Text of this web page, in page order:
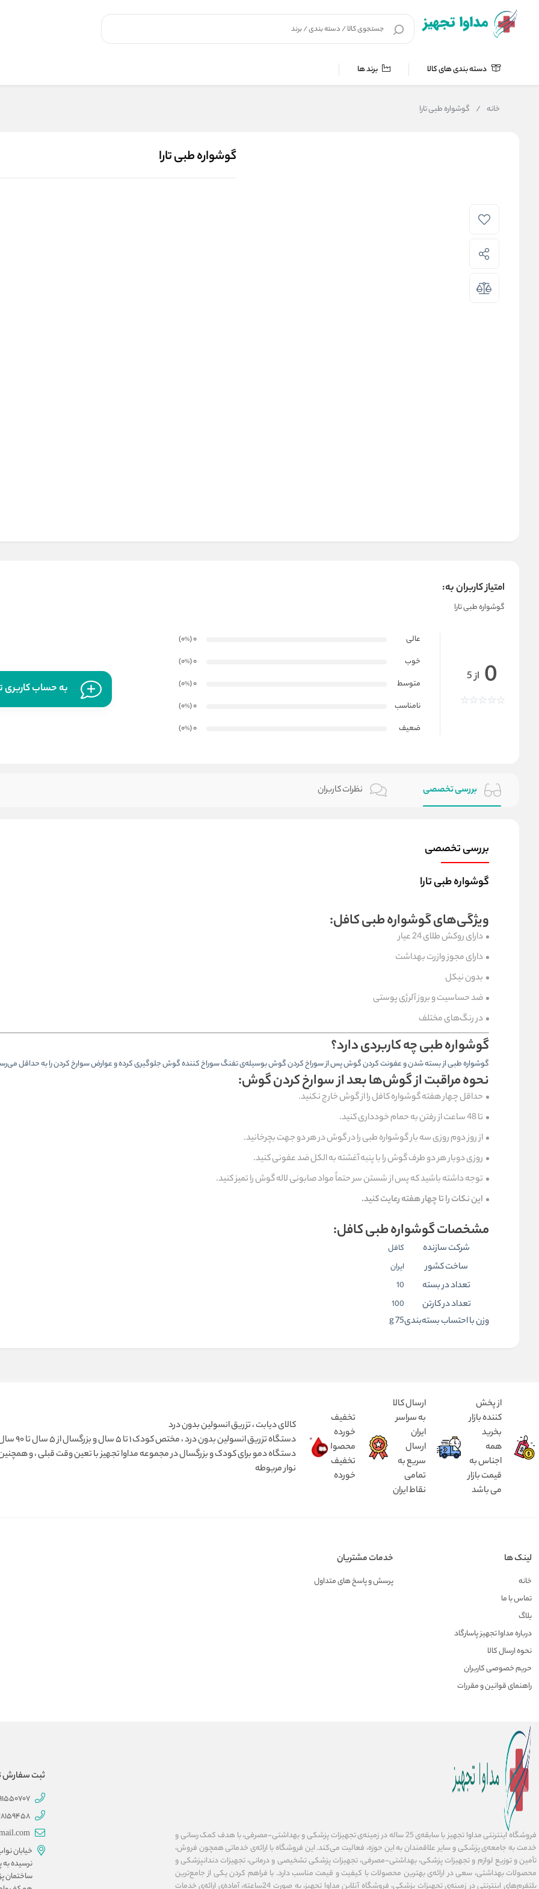
دسته بندی های کالا برند ها
خانه / گوشواره طبی تارا
گوشواره طبی تارا
امتیاز کاربران به:
گوشواره طبی تارا
0 از 5
عالی 0
(0
%
)
خوب
0
(0
%
)
متوسط
0
(0
%
)
نامناسب
0
(0
%
)
ضعیف
0
(0
%
)
به حساب کاربری
بررسی تخصصی نظرات کاربران
بررسی تخصصی
گوشواره طبی تارا
ویژگی‌های گوشواره طبی کافل:
دارای روکش طلای 24 عیار
دارای مجوز وازرت بهداشت
بدون نیکل
ضد حساسیت و بروز آلرژی پوستی
در رنگ‌های مختلف
گوشواره طبی چه کاربردی دارد؟
گوشواره طبی از بسته شدن و عفونت کردن گوش پس از سوراخ کردن گوش بوسیله‌ی تفنگ سوراخ کننده گوش جلوگیری کرده و عوارض سوارخ کردن را به حداقل
نحوه مراقبت از گوش‌ها بعد از سوارخ کردن گوش:
حداقل چهار هفته گوشواره کافل را از گوش خارج نکنید.
تا 48 ساعت از رفتن به حمام خودداری کنید.
از روز دوم روزی سه بار گوشواره طبی را در گوش در هر دو جهت بچرخانید.
روزی دوبار هر دو طرف گوش را با پنبه آغشته به الکل ضد عفونی کنید.
توجه داشته باشید که پس از شستن سر حتماً مواد صابونی لاله گوش را تمیز کنید.
این نکات را تا چهار هفته رعایت کنید.
مشخصات گوشواره طبی کافل:
شرکت سازنده کافل
ساخت کشور ایران
تعداد در بسته 10
تعداد در کارتن 100
وزن با احتساب بسته‌بندی75 g
از پخش
کننده بازار
بخرید
همه
اجناس به
قیمت بازار
می باشد
ارسال کالا
به سراسر
ایران
ارسال
سریع به
تمامی
نقاط ایران
تخفیف
خورده
محصولات
تخفیف
خورده
کالای دیابت ، تزریق انسولین بدون درد
دستگاه
دستگاه دمو برای کودک و بزرگسال در مجموعه مداوا تجهیز با تعین وقت قبلی ، و
نوار مربوطه
لینک ها
خانه
تماس با ما
بلاگ
درباره مداوا تجهیز پاسارگاد
نحوه ارسال کالا
حریم خصوصی کاربران
راهنمای قوانین و مقررات
خدمات مشتریان
پرسش و پاسخ های متداول
فروشگاه اینترنتی مداوا تجهیز با سابقه‌ی 25 ساله در زمینه‌ی تجهیزات پزشکی و بهداشتی-مصرفی، با هدف کمک رسانی و
خدمت به جامعه‌ی پزشکی و سایر علاقمندان به این حوزه، فعالیت می‌کند. این فروشگاه با ارائه‌ی خدماتی همچون فروش،
تأمین و توزیع لوازم و تجهیزات پزشکی، بهداشتی-مصرفی، تجهیزات پزشکی تشخیصی و درمانی، تجهیزات دندانپزشکی و
محصولات بهداشتی، سعی در ارائه‌ی بهترین محصولات با کیفیت و قیمت مناسب دارد. با فراهم کردن یکی از جامع‌ترین
پلتفرم‌های اینترنتی در زمینه‌ی تجهیزات پزشکی، فروشگاه آنلاین مداوا تجهیز، به صورت 24ساعته، آماده‌ی ارائه‌ی خدمات
ثبت سفارش تلفنی
خیابان
نرسیده
ساختمان